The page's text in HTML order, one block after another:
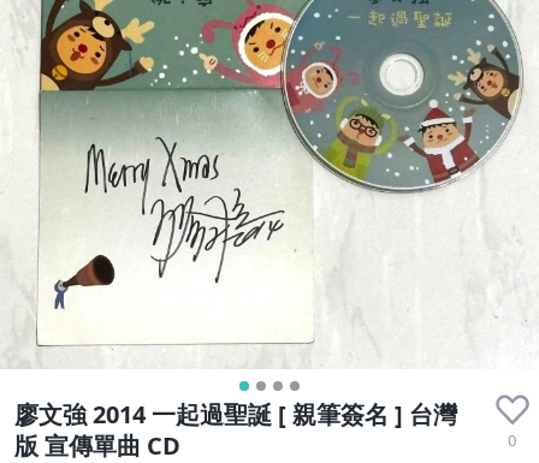
廖文強 2014 一起過聖誕 [ 親筆簽名 ] 台灣
版 宣傳單曲 CD
0